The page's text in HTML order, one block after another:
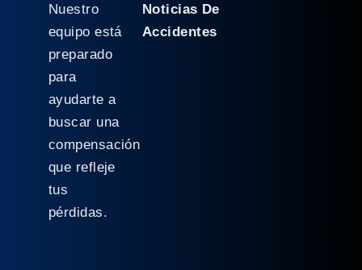
Nuestro
equipo está
preparado
para
ayudarte a
buscar una
compensación
que refleje
tus
pérdidas.
Noticias De
Accidentes